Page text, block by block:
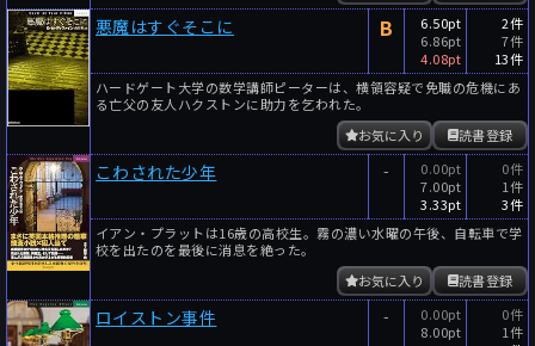
悪魔はすぐそこに B
6.50pt
6.86pt
4.08pt
2件
7件
13件
ハードゲート大学の数学講師ピーターは、横領容疑で免職の危機にあ
る亡父の友人ハクストンに助力を乞われた。
読書登録
お気に入り
こわされた少年 -
0.00pt
7.00pt
3.33pt
0件
1件
3件
イアン・プラットは16歳の高校生。霧の濃い水曜の午後、自転車で学
校を出たのを最後に消息を絶った。
読書登録
お気に入り
ロイストン事件 -
0.00pt
8.00pt
0件
1件